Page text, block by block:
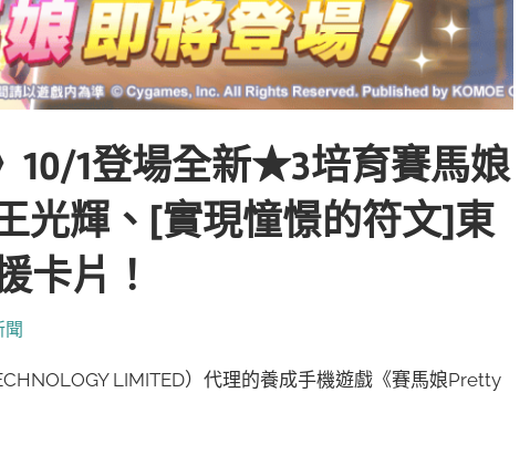
10/1登場全新★3培育賽馬娘
光輝、[實現憧憬的符文]東
卡片！
聞
LIMITED）代理的養成手機遊戲《賽馬娘Pretty